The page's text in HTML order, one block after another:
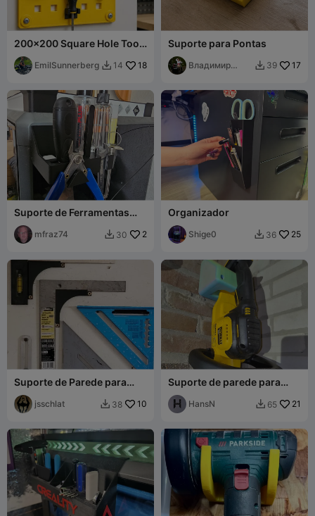
200x200 Square Hole Tool
Board – 9x9 mm / 38 mm
Pitch C/CEmilSunnerberg  14 18
Suporte para Pontas
Владимир
 39 17
Suporte de Ferramentas
com Montagem Lateral
para K1 Max
mfraz74  30 2
Organizador
Shige0  36 25
Suporte de Parede para
Esquadro de Carpinteiro
jsschlat  38 10
Suporte de parede para
cortador de sebe
HansN  65 21